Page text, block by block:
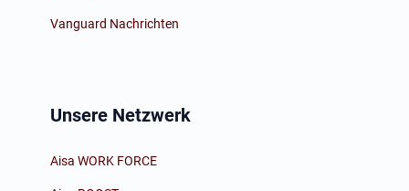
Vanguard Nachrichten
Unsere Netzwerk
Aisa WORK FORCE